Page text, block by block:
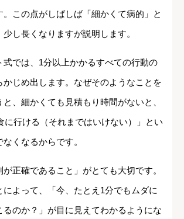
。この点がしばしば「細かくて病的」と
し長くなりますが説明します。
式では、1分以上かかるすべての行動の
かじめ出します。なぜそのようなことを
、細かくても見積もり時間がないと、
に行ける（それまではいけない）」とい
くなるからです。
が正確であること」がとても大切です。
によって、「今、たとえ1分でもムダに
るのか？」が目に見えてわかるようにな